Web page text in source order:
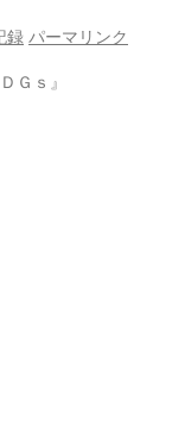
録 パーマリンク
Ｇｓ』